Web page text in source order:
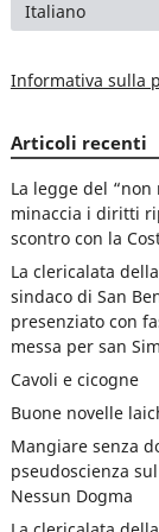
Informativa sulla
Articoli recenti
La legge del
minaccia i diritti
scontro con la
La clericalata
sindaco di San
presenziato con
messa per san
Cavoli e cicogne
Buone novelle
Mangiare senza
pseudoscienza
Nessun Dogma